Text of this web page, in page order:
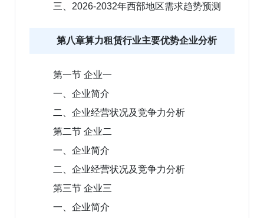
三、2026-2032年西部地区需求趋势预测
第八章算力租赁行业主要优势企业分析
第一节 企业一
一、企业简介
二、企业经营状况及竞争力分析
第二节 企业二
一、企业简介
二、企业经营状况及竞争力分析
第三节 企业三
一、企业简介